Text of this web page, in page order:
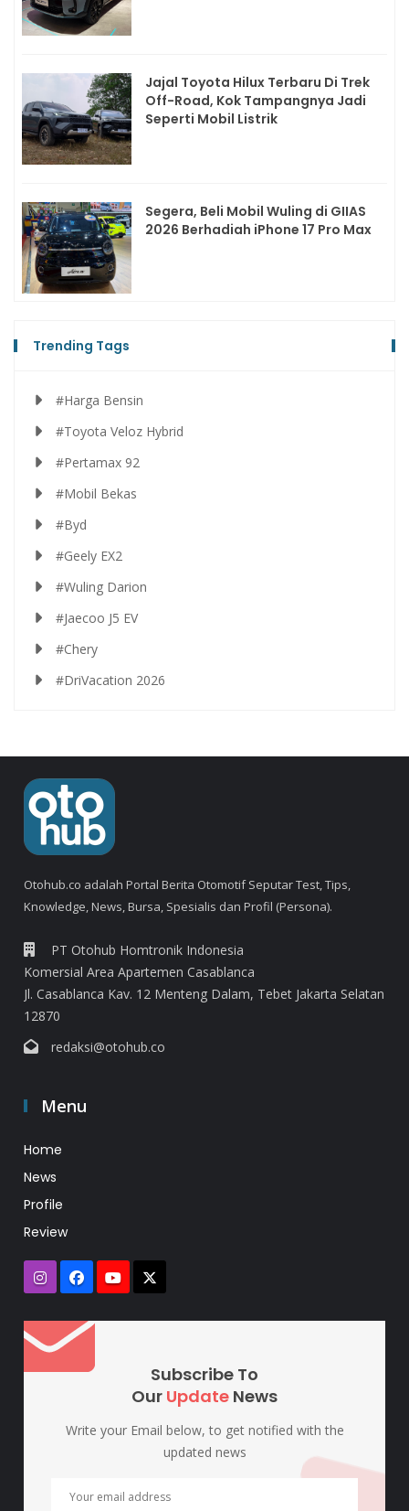
Jajal Toyota Hilux Terbaru Di Trek
Off-Road, Kok Tampangnya Jadi
Seperti Mobil Listrik
Segera, Beli Mobil Wuling di GIIAS
2026 Berhadiah iPhone 17 Pro Max
Trending Tags
#Harga Bensin
#Toyota Veloz Hybrid
#Pertamax 92
#Mobil Bekas
#Byd
#Geely EX2
#Wuling Darion
#Jaecoo J5 EV
#Chery
#DriVacation 2026
Otohub.co adalah Portal Berita Otomotif Seputar Test, Tips,
Knowledge, News, Bursa, Spesialis dan Profil (Persona).
PT Otohub Homtronik Indonesia
Komersial Area Apartemen Casablanca
Jl. Casablanca Kav. 12 Menteng Dalam, Tebet Jakarta Selatan
12870
redaksi@otohub.co
Menu
Home
News
Profile
Review
Subscribe To
Our Update News
Write your Email below, to get notified with the
updated news